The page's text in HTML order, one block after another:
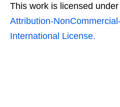
This work is licensed
Attribution-
International License.